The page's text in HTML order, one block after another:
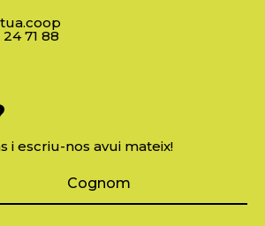
71 88
i escriu-nos avui mateix!